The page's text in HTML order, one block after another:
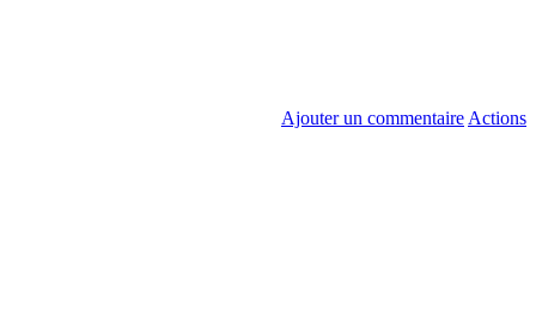
Ajouter un commentaire Actions